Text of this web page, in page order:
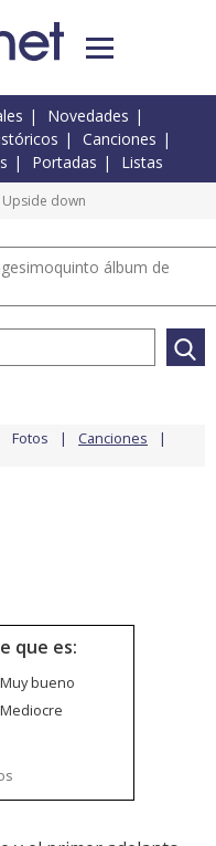
Novedades
Canciones
Portadas Listas
Upside down
álbum de
Fotos Canciones
que es:
Muy bueno
Mediocre